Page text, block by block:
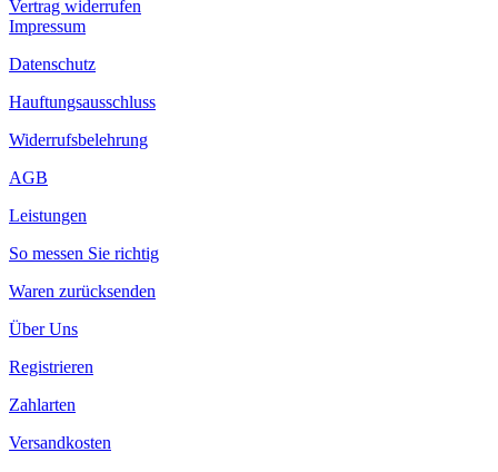
Vertrag widerrufen
Impressum
Datenschutz
Hauftungsausschluss
Widerrufsbelehrung
AGB
Leistungen
So messen Sie richtig
Waren zurücksenden
Über Uns
Registrieren
Zahlarten
Versandkosten